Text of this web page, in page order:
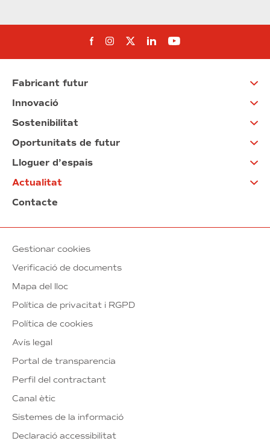
Segueix-nos al Facebook
Segueix-nos a Instagram
Segueix-nos a Twitter
Segueix-nos a
Segueix-nos a
Fabricant futur
Innovació
Sostenibilitat
Oportunitats de futur
Lloguer d’espais
Actualitat
Contacte
Gestionar cookies
Verificació de documents
Mapa del lloc
Política de privacitat i RGPD
Política de cookies
Avís legal
Portal de transparencia
Perfil del contractant
Canal ètic
Sistemes de la informació
Declaració accessibilitat